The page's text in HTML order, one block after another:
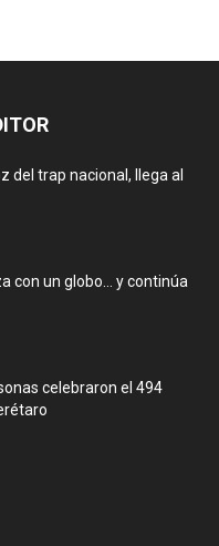
del trap nacional, llega al
con un globo… y continúa
celebraron el 494